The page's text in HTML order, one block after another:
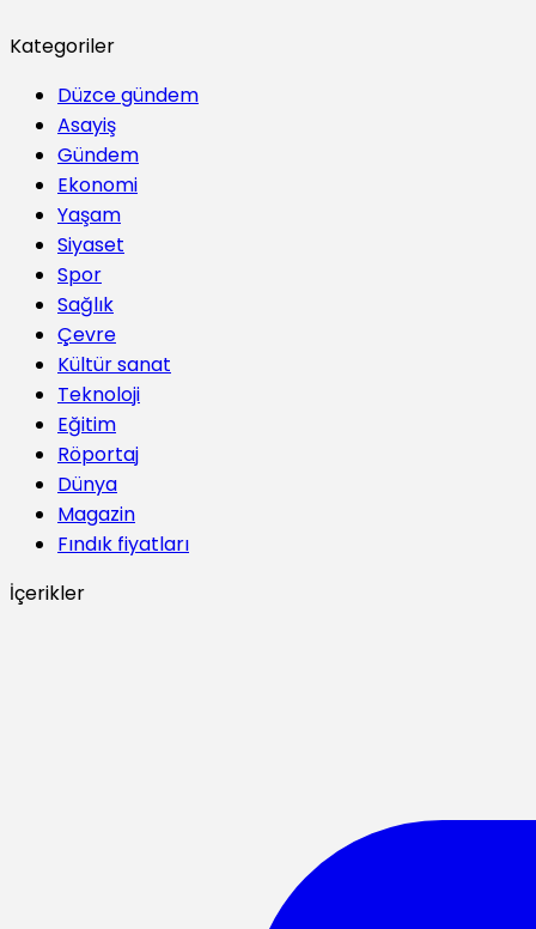
Kategoriler
Düzce gündem
Asayiş
Gündem
Ekonomi
Yaşam
Siyaset
Spor
Sağlık
Çevre
Kültür sanat
Teknoloji
Eğitim
Röportaj
Dünya
Magazin
Fındık fiyatları
İçerikler